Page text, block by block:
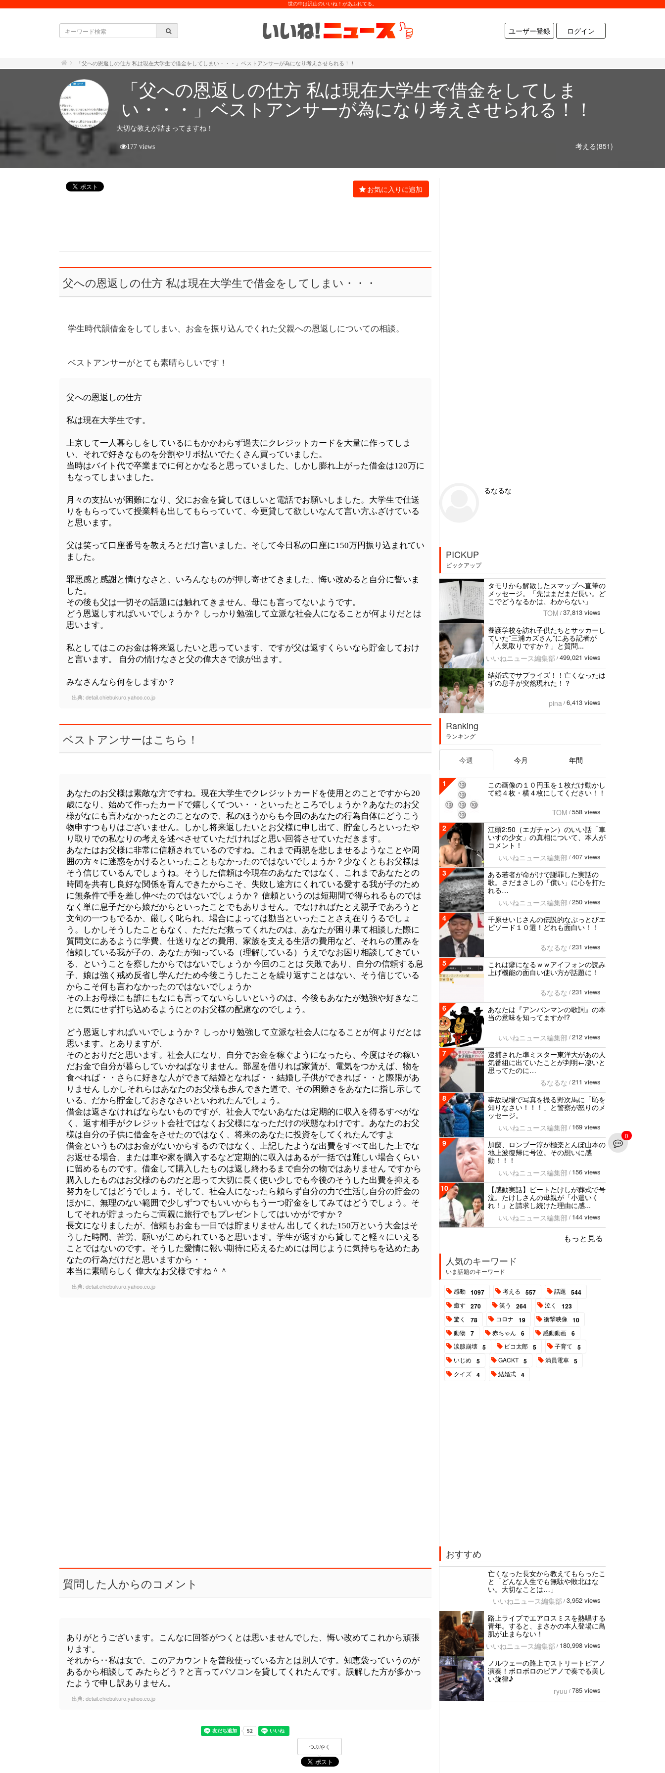
世の中は沢山のいいね！があふれてる。
ユーザー登録 ログイン
「父への恩返しの仕方 私は現在大学生で借金をしてしまい・・・」ベストアンサーが為になり考えさせられる！！
「父への恩返しの仕方 私は現在大学生で借金をしてしま
い・・・」ベストアンサーが為になり考えさせられる！！
大切な教えが詰まってますね！
考える(851)
177 views
お気に入りに追加
父への恩返しの仕方 私は現在大学生で借金をしてしまい・・・
学生時代韻借金をしてしまい、お金を振り込んでくれた父親への恩返しについての相談。
ベストアンサーがとても素晴らしいです！
父への恩返しの仕方
私は現在大学生です。
上京して一人暮らしをしているにもかかわらず過去にクレジットカードを大量に作ってしま
い、それで好きなものを分割やリボ払いでたくさん買っていました。
当時はバイト代で卒業までに何とかなると思っていました、しかし膨れ上がった借金は120万に
もなってしまいました。
月々の支払いが困難になり、父にお金を貸してほしいと電話でお願いしました。大学生で仕送
りをもらっていて授業料も出してもらっていて、今更貸して欲しいなんて言い方ふざけている
と思います。
父は笑って口座番号を教えろとだけ言いました。そして今日私の口座に150万円振り込まれてい
ました。
罪悪感と感謝と情けなさと、いろんなものが押し寄せてきました、悔い改めると自分に誓いま
した。
その後も父は一切その話題には触れてきません、母にも言ってないようです。
どう恩返しすればいいでしょうか？ しっかり勉強して立派な社会人になることが何よりだとは
思います。
私としてはこのお金は将来返したいと思っています、ですが父は返すくらいなら貯金しておけ
と言います。 自分の情けなさと父の偉大さで涙が出ます。
みなさんなら何をしますか？
出典: detail.chiebukuro.yahoo.co.jp
ベストアンサーはこちら！
あなたのお父様は素敵な方ですね。現在大学生でクレジットカードを使用とのことですから20
歳になり、始めて作ったカードで嬉しくてつい・・といったところでしょうか？あなたのお父
様がなにも言わなかったとのことなので、私のほうからも今回のあなたの行為自体にどうこう
物申すつもりはございません。しかし将来返したいとお父様に申し出て、貯金しろといったや
り取りでの私なりの考えを述べさせていただければと思い回答させていただきます。
あなたはお父様に非常に信頼されているのですね。これまで両親を悲しませるようなことや周
囲の方々に迷惑をかけるといったこともなかったのではないでしょうか？少なくともお父様は
そう信じているんでしょうね。そうした信頼は今現在のあなたではなく、これまであなたとの
時間を共有し良好な関係を育んできたからこそ、失敗し途方にくれている愛する我が子のため
に無条件で手を差し伸べたのではないでしょうか？ 信頼というのは短期間で得られるものでは
なく単に息子だから娘だからといったことでもありません。でなければたとえ親子であろうと
文句の一つもでるか、厳しく叱られ、場合によっては勘当といったことさえ在りうるでしょ
う。しかしそうしたこともなく、ただただ救ってくれたのは、あなたが困り果て相談した際に
質問文にあるように学費、仕送りなどの費用、家族を支える生活の費用など、それらの重みを
信頼している我が子の、あなたが知っている（理解している）うえでなお困り相談してきてい
る、ということを察したからではないでしょうか 今回のことは 失敗であり、自分の信頼する息
子、娘は強く戒め反省し学んだため今後こうしたことを繰り返すことはない、そう信じている
からこそ何も言わなかったのではないでしょうか
その上お母様にも誰にもなにも言ってないらしいというのは、今後もあなたが勉強や好きなこ
とに気にせず打ち込めるようにとのお父様の配慮なのでしょう。
どう恩返しすればいいでしょうか？ しっかり勉強して立派な社会人になることが何よりだとは
思います。とありますが、
そのとおりだと思います。社会人になり、自分でお金を稼ぐようになったら、今度はその稼い
だお金で自分が暮らしていかねばなりません。部屋を借りれば家賃が、電気をつかえば、物を
食べれば・・さらに好きな人ができて結婚となれば・・結婚し子供ができれば・・と際限があ
りません しかしそれらはあなたのお父様も歩んできた道で、その困難さをあなたに指し示して
いる、だから貯金しておきなさいといわれたんでしょう。
借金は返さなければならないものですが、社会人でないあなたは定期的に収入を得るすべがな
く、返す相手がクレジット会社ではなくお父様になっただけの状態なわけです。あなたのお父
様は自分の子供に借金をさせたのではなく、将来のあなたに投資をしてくれたんですよ
借金というものはお金がないからするのではなく、上記したような出費をすべて出した上でな
お返せる場合、または車や家を購入するなど定期的に収入はあるが一括では難しい場合くらい
に留めるものです。借金して購入したものは返し終わるまで自分の物ではありません ですから
購入したものはお父様のものだと思って大切に長く使い少しでも今後のそうした出費を抑える
努力をしてはどうでしょう。そして、社会人になったら頼らず自分の力で生活し自分の貯金の
ほかに、無理のない範囲で少しずつでもいいからもう一つ貯金をしてみてはどうでしょう。そ
してそれが貯まったらご両親に旅行でもプレゼントしてはいかがですか？
長文になりましたが、信頼もお金も一日では貯まりません 出してくれた150万という大金はそ
うした時間、苦労、願いがこめられていると思います。学生が返すから貸してと軽々にいえる
ことではないのです。そうした愛情に報い期待に応えるためには同じように気持ちを込めたあ
なたの行為だけだと思いますから・・
本当に素晴らしく 偉大なお父様ですね＾＾
出典: detail.chiebukuro.yahoo.co.jp
質問した人からのコメント
ありがとうございます。こんなに回答がつくとは思いませんでした、悔い改めてこれから頑張
ります。
それから‥私は女で、このアカウントを普段使っている方とは別人です。知恵袋っていうのが
あるから相談して みたらどう？と言ってパソコンを貸してくれたんです。誤解した方が多かっ
たようで申し訳ありません。
出典: detail.chiebukuro.yahoo.co.jp
つぶやく
0
るなるな
PICKUP
ピックアップ
タモリから解散したスマップへ直筆の
メッセージ。「先はまだまだ長い。ど
こでどうなるかは、わからない」
TOM / 37,813 views
養護学校を訪れ子供たちとサッカーし
ていた”三浦カズさん”にある記者が
「人気取りですか？」と質問...
いいねニュース編集部 / 499,021 views
結婚式でサプライズ！！亡くなったは
ずの息子が突然現れた！？
pina / 6,413 views
Ranking
ランキング
今週 今月 年間
1
この画像の１０円玉を１枚だけ動かし
て縦４枚・横４枚にしてください！！
TOM / 558 views
2
江頭2:50（エガチャン）のいい話「車
いすの少女」の真相について、本人が
コメント！
いいねニュース編集部 / 407 views
3
ある若者が命がけで謝罪した実話の
歌。さだまさしの「償い」に心を打た
れる…
いいねニュース編集部 / 250 views
4
千原せいじさんの伝説的なぶっとびエ
ピソード１０選！どれも面白い！！
るなるな / 231 views
5
これは癖になるｗｗアイフォンの読み
上げ機能の面白い使い方が話題に！
るなるな / 231 views
6
あなたは『アンパンマンの歌詞』の本
当の意味を知ってますか!?
いいねニュース編集部 / 212 views
7
逮捕された準ミスター東洋大があの人
気番組に出ていたことが判明←凄いと
思ってたのに…
るなるな / 211 views
8
事故現場で写真を撮る野次馬に「恥を
知りなさい！！！」と警察が怒りのメ
ッセージ。
いいねニュース編集部 / 169 views
9
加藤、ロンブー淳が極楽とんぼ山本の
地上波復帰に号泣。その想いに感
動！！！
いいねニュース編集部 / 156 views
10
【感動実話】ビートたけしが葬式で号
泣。たけしさんの母親が「小遣いく
れ！」と請求し続けた理由に感...
いいねニュース編集部 / 144 views
もっと見る
人気のキーワード
いま話題のキーワード
感動 1097 考える 557 話題 544
癒す 270 笑う 264 泣く 123
驚く 78 コロナ 19 衝撃映像 10
動物 7 赤ちゃん 6 感動動画 6
涙腺崩壊 5 ピコ太郎 5 子育て 5
いじめ 5 GACKT 5 満員電車 5
クイズ 4 結婚式 4
おすすめ
亡くなった長女から教えてもらったこ
と「どんな人生でも無駄や敗北はな
い。大切なことは…」
いいねニュース編集部 / 3,952 views
路上ライブでエアロスミスを熱唱する
青年。すると、まさかの本人登場に鳥
肌が止まらない！
いいねニュース編集部 / 180,998 views
ノルウェーの路上でストリートビアノ
演奏！ボロボロのビアノで奏でる美し
い旋律♪
ryuu / 785 views